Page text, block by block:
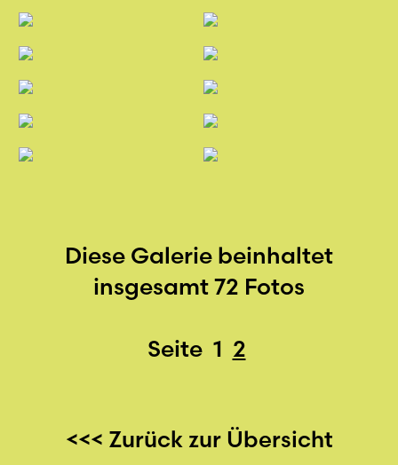
Diese Galerie beinhaltet
insgesamt 72 Fotos
Seite 1 2
<<< Zurück zur Übersicht